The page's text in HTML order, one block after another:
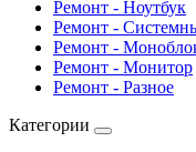
Ремонт - Ноутбук
Ремонт -
Ремонт -
Ремонт - Монитор
Ремонт - Разное
Категории